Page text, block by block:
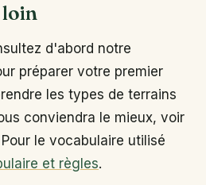
loin
d'abord notre
préparer votre premier
les types de terrains
conviendra le mieux, voir
Pour le vocabulaire utilisé
et règles.